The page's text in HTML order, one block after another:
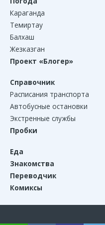
Караганда
Темиртау
Балхаш
Жезказган
Проект «Блогер»
Справочник
Расписания транспорта
Автобусные остановки
Экстренные службы
Пробки
Еда
Знакомства
Переводчик
Комиксы